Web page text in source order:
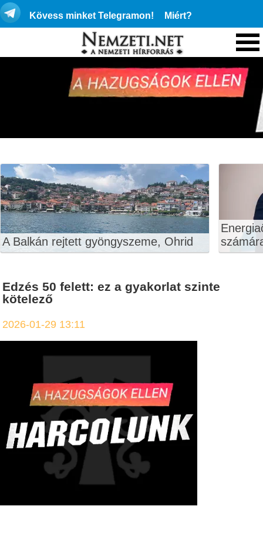
Kövess minket Telegramon! Miért?
A Balkán rejtett gyöngyszeme, Ohrid
Edzés 50 felett: ez a gyakorlat szinte
kötelező
2026-01-29 13:11